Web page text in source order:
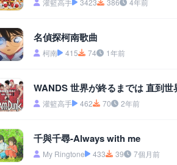
灌籃高手 3423 386 4年前
名偵探柯南歌曲
柯南 415 74 1年前
WANDS 世界が終るまでは 直到
灌籃高手 462 70 2年前
千與千尋-Always with me
My Ringtone 433 39 7個月前